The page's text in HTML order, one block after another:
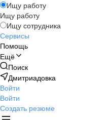
Ищу работу
Ищу работу
Ищу сотрудника
Сервисы
Помощь
Ещё
Поиск
Дмитриадовка
Войти
Войти
Создать резюме